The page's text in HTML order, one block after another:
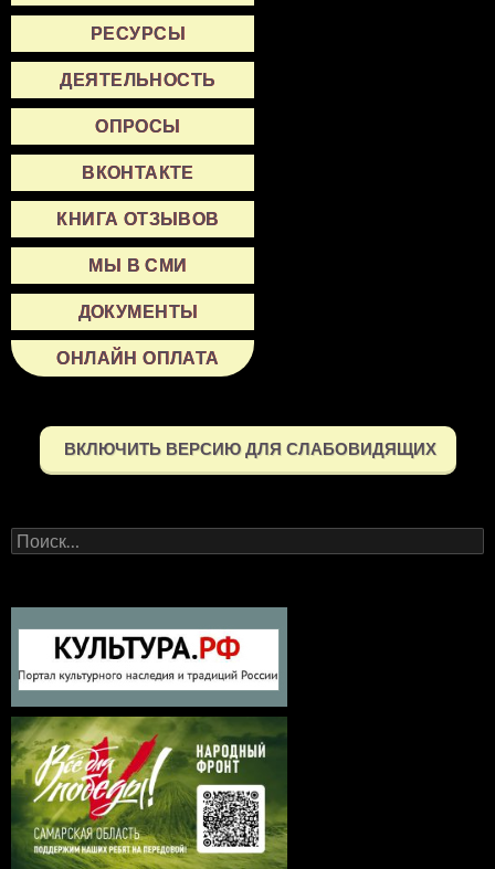
РЕСУРСЫ
ДЕЯТЕЛЬНОСТЬ
ОПРОСЫ
ВКОНТАКТЕ
КНИГА ОТЗЫВОВ
МЫ В СМИ
ДОКУМЕНТЫ
ОНЛАЙН ОПЛАТА
ВКЛЮЧИТЬ ВЕРСИЮ ДЛЯ СЛАБОВИДЯЩИХ
Найти: